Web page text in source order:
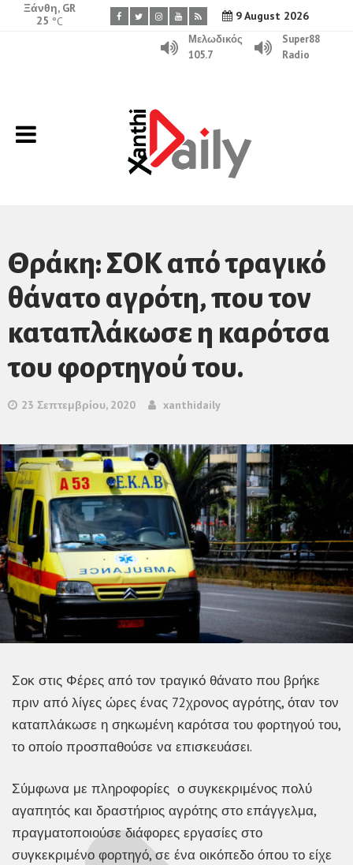
9 August 2026
Ξάνθη, GR
25 °C
Μελωδικός
105.7
Super88
Radio
Θράκη: ΣΟΚ από τραγικό
θάνατο αγρότη, που τον
καταπλάκωσε η καρότσα
του φορτηγού του.
23 Σεπτεμβρίου, 2020 xanthidaily
Σοκ στις Φέρες από τον τραγικό θάνατο που βρήκε
πριν από λίγες ώρες ένας 72χρονος αγρότης, όταν τον
καταπλάκωσε η σηκωμένη καρότσα του φορτηγού του,
το οποίο προσπαθούσε να επισκευάσει.
Σύμφωνα με πληροφορίες ο συγκεκριμένος πολύ
αγαπητός και δραστήριος αγρότης στο επάγγελμα,
πραγματοποιούσε διάφορες εργασίες στο
συγκεκριμένο φορτηγό, σε ένα οικόπεδο όπου το είχε